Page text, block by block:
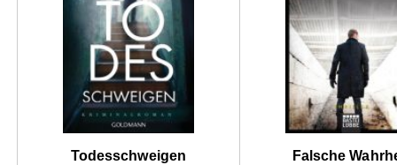
Todesschweigen
Falsche